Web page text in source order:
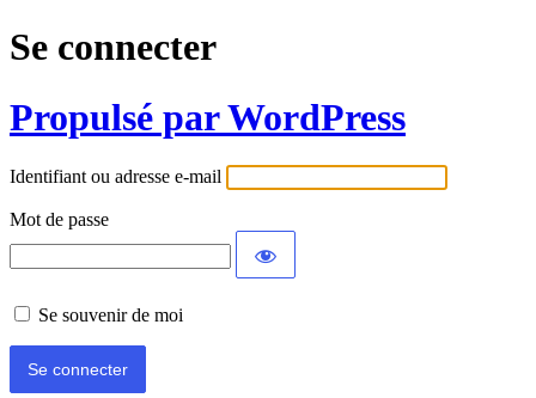
Se connecter
Propulsé par WordPress
Identifiant ou adresse e-mail
Mot de passe
Se souvenir de moi